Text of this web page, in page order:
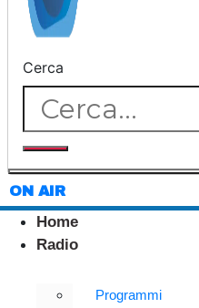
Cerca
ON AIR
Home
Radio
Programmi